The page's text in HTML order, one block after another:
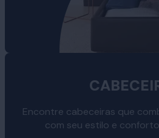
Encontre cabeceiras que
com seu estilo e